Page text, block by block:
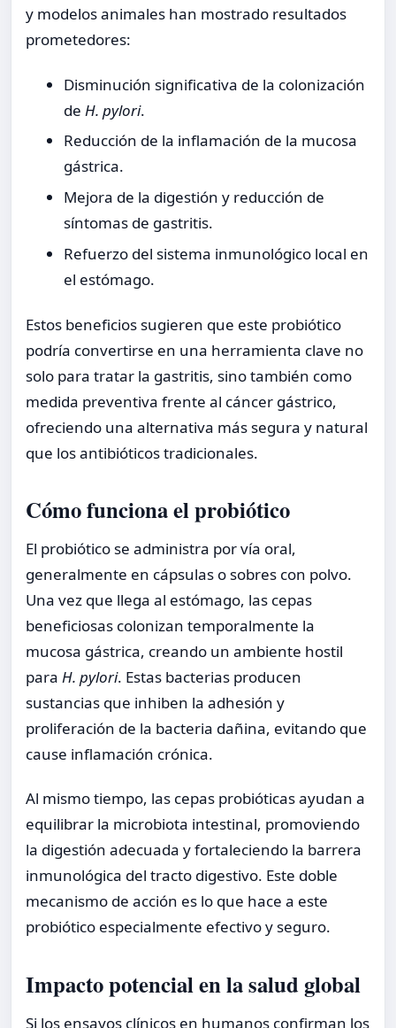
y modelos animales han mostrado resultados
prometedores:
Disminución significativa de la colonización
de H. pylori.
Reducción de la inflamación de la mucosa
gástrica.
Mejora de la digestión y reducción de
síntomas de gastritis.
Refuerzo del sistema inmunológico local en
el estómago.
Estos beneficios sugieren que este probiótico
podría convertirse en una herramienta clave no
solo para tratar la gastritis, sino también como
medida preventiva frente al cáncer gástrico,
ofreciendo una alternativa más segura y natural
que los antibióticos tradicionales.
Cómo funciona el probiótico
El probiótico se administra por vía oral,
generalmente en cápsulas o sobres con polvo.
Una vez que llega al estómago, las cepas
beneficiosas colonizan temporalmente la
mucosa gástrica, creando un ambiente hostil
para H. pylori. Estas bacterias producen
sustancias que inhiben la adhesión y
proliferación de la bacteria dañina, evitando que
cause inflamación crónica.
Al mismo tiempo, las cepas probióticas ayudan a
equilibrar la microbiota intestinal, promoviendo
la digestión adecuada y fortaleciendo la barrera
inmunológica del tracto digestivo. Este doble
mecanismo de acción es lo que hace a este
probiótico especialmente efectivo y seguro.
Impacto potencial en la salud global
Si los ensayos clínicos en humanos confirman los